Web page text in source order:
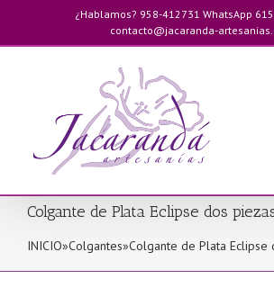
contenido
¿Hablamos? 958-412731 WhatsApp
contacto@jacaranda-
Colgante de Plata Eclipse dos
INICIO»Colgantes»Colgante de Plata Eclipse